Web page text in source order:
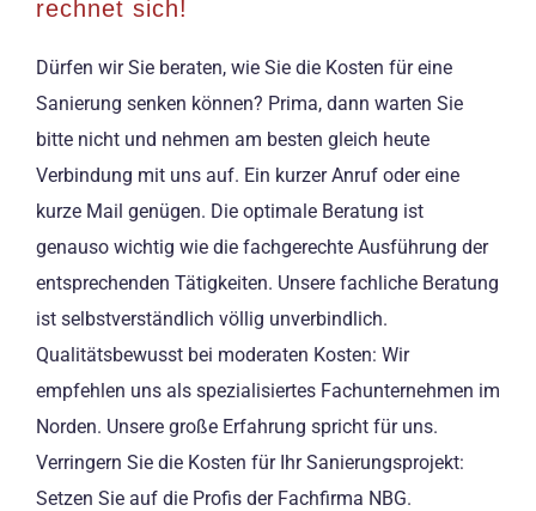
rechnet sich!
Dürfen wir Sie beraten, wie Sie die Kosten für eine
Sanierung senken können? Prima, dann warten Sie
bitte nicht und nehmen am besten gleich heute
Verbindung mit uns auf. Ein kurzer Anruf oder eine
kurze Mail genügen. Die optimale Beratung ist
genauso wichtig wie die fachgerechte Ausführung der
entsprechenden Tätigkeiten. Unsere fachliche Beratung
ist selbstverständlich völlig unverbindlich.
Qualitätsbewusst bei moderaten Kosten: Wir
empfehlen uns als spezialisiertes Fachunternehmen im
Norden. Unsere große Erfahrung spricht für uns.
Verringern Sie die Kosten für Ihr Sanierungsprojekt:
Setzen Sie auf die Profis der Fachfirma NBG.